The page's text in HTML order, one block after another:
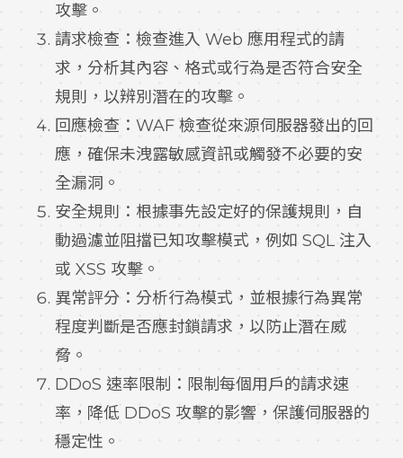
攻擊。
請求檢查：檢查進入 Web 應用程式的請
求，分析其內容、格式或行為是否符合安全
規則，以辨別潛在的攻擊。
回應檢查：WAF 檢查從來源伺服器發出的回
應，確保未洩露敏感資訊或觸發不必要的安
全漏洞。
安全規則：根據事先設定好的保護規則，自
動過濾並阻擋已知攻擊模式，例如 SQL 注入
或 XSS 攻擊。
異常評分：分析行為模式，並根據行為異常
程度判斷是否應封鎖請求，以防止潛在威
脅。
DDoS 速率限制：限制每個用戶的請求速
率，降低 DDoS 攻擊的影響，保護伺服器的
穩定性。